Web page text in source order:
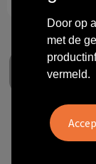
Bear
Door op
met de
vermeld.